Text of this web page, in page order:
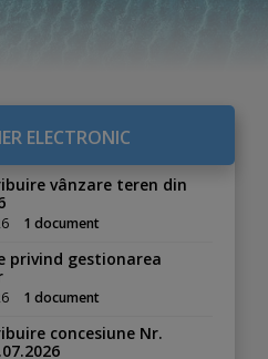
ELECTRONIC
vânzare teren din
1 document
privind gestionarea
1 document
concesiune Nr.